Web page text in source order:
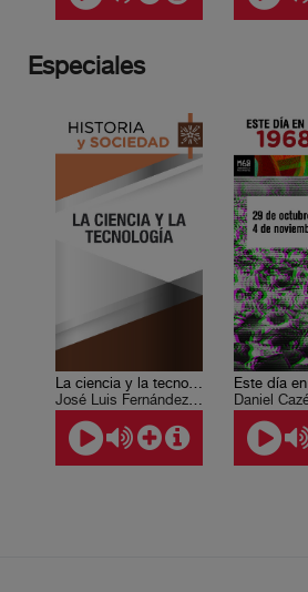
Especiales
La ciencia y la tecnología
José Luis Fernández Zayas, Alejandro Alagón Cano , León Olivé
Daniel